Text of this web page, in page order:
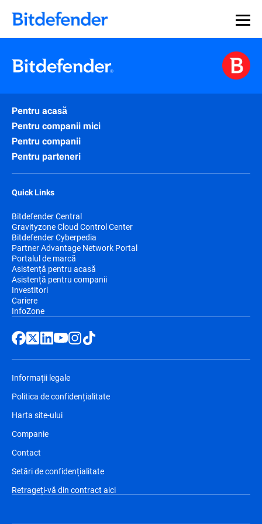
Pentru acasă
Pentru companii mici
Pentru companii
Pentru parteneri
Quick Links
Bitdefender Central
Gravityzone Cloud Control Center
Bitdefender Cyberpedia
Partner Advantage Network Portal
Portalul de marcă
Asistență pentru acasă
Asistență pentru companii
Investitori
Cariere
InfoZone
Informații legale
Politica de confidențialitate
Harta site-ului
Companie
Contact
Setări de confidențialitate
Retrageți-vă din contract aici